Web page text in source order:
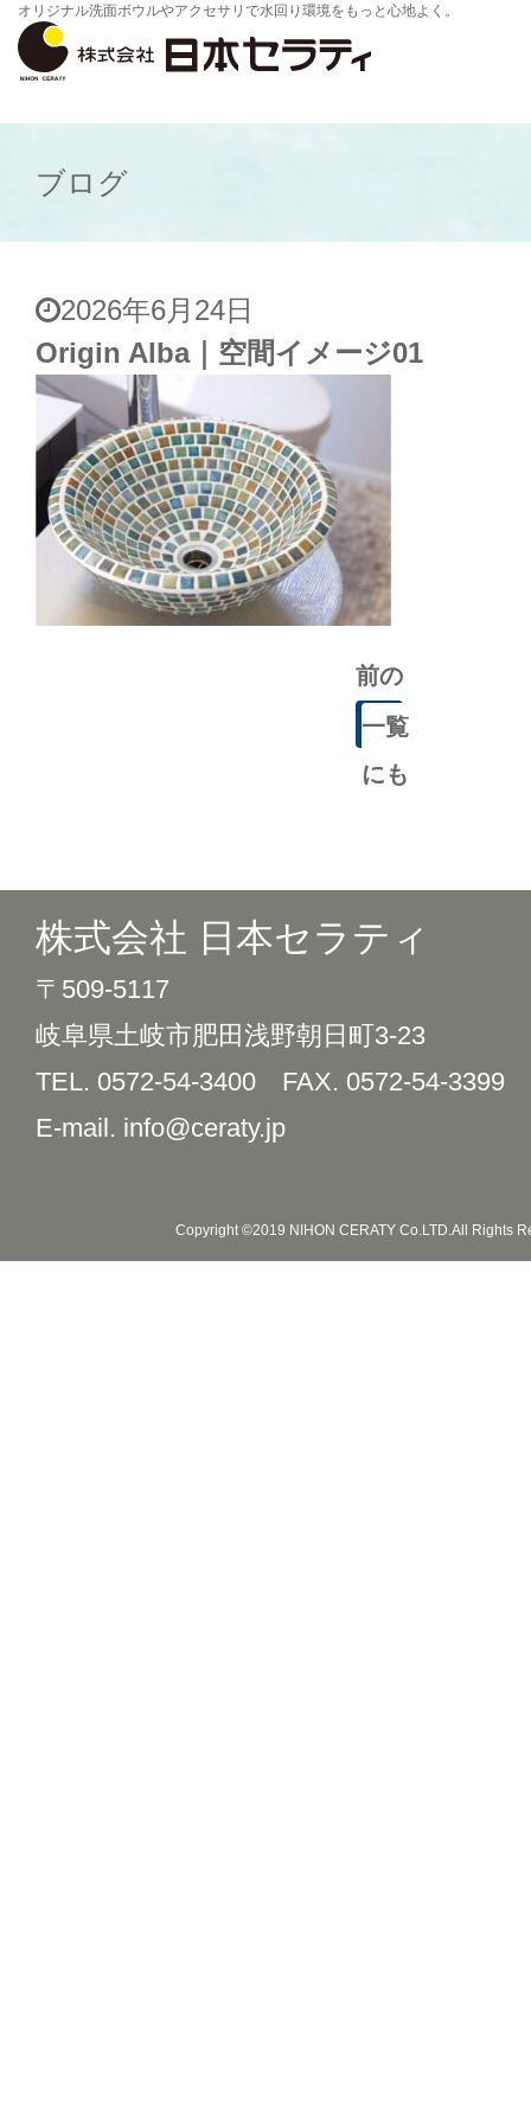
オリジナル洗面ボウルやアクセサリで水回り環境をもっと心地よく。
ブログ
2026年6月24日
Origin Alba｜空間イメージ01
前の
記事
一覧
にも
株式会社 日本セラティ
〒509-5117
岐阜県土岐市肥田浅野朝日町3-23
TEL. 0572-54-3400 FAX. 0572-54-3399
E-mail. info@ceraty.jp
Copyright ©2019 NIHON CERATY Co.LTD.All Rights